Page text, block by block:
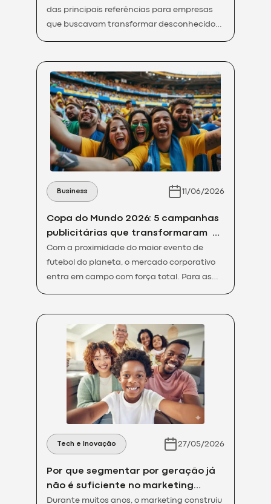
das principais referências para empresas
que buscavam transformar desconhecidos
estratégias de geração de leads, mas o
comportamento do consumidor mudou.
Hoje, as jornadas são menos previsíveis,
mais rápidas […]
Business 11/06/2026
Copa do Mundo 2026: 5 campanhas
publicitárias que transformaram o
conceito de marketing de
oportunidade
Com a proximidade do maior evento de
futebol do planeta, o mercado corporativo
entra em campo com força total. Para as
engajamento em massa. O chamado
marketing de oportunidade é o principal
motor dessa movimentação, transformando
eventos sazonais em […]
Tech e Inovação 27/05/2026
Por que segmentar por geração já
não é suficiente no marketing
digital?
Durante muitos anos, o marketing construiu